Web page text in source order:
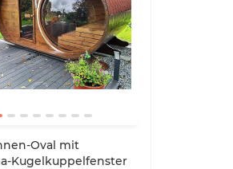
Oval mit
Kugelkuppelfenster